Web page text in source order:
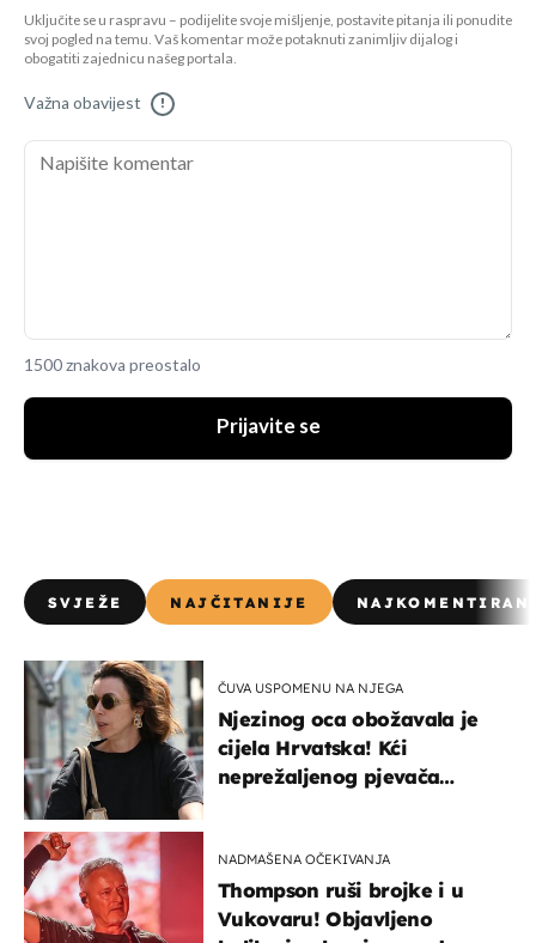
Uključite se u raspravu – podijelite svoje mišljenje, postavite pitanja ili ponudite
svoj pogled na temu. Vaš komentar može potaknuti zanimljiv dijalog i
obogatiti zajednicu našeg portala.
Važna obavijest !
1500 znakova preostalo
Prijavite se
SVJEŽE NAJČITANIJE
ČUVA USPOMENU NA NJEGA
Njezinog oca obožavala je
cijela Hrvatska! Kći
neprežaljenog pjevača
NADMAŠENA OČEKIVANJA
Thompson ruši brojke i u
Vukovaru! Objavljeno